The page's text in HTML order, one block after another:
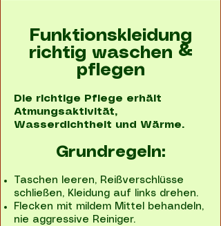
Funktionskleidung
richtig waschen &
pflegen
Die richtige Pflege erhält
Atmungsaktivität,
Wasserdichtheit und Wärme.
Grundregeln:
Taschen leeren, Reißverschlüsse
schließen, Kleidung auf links drehen.
Flecken mit mildem Mittel behandeln,
nie aggressive Reiniger.